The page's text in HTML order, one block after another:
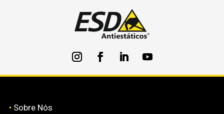
• Sobre Nós